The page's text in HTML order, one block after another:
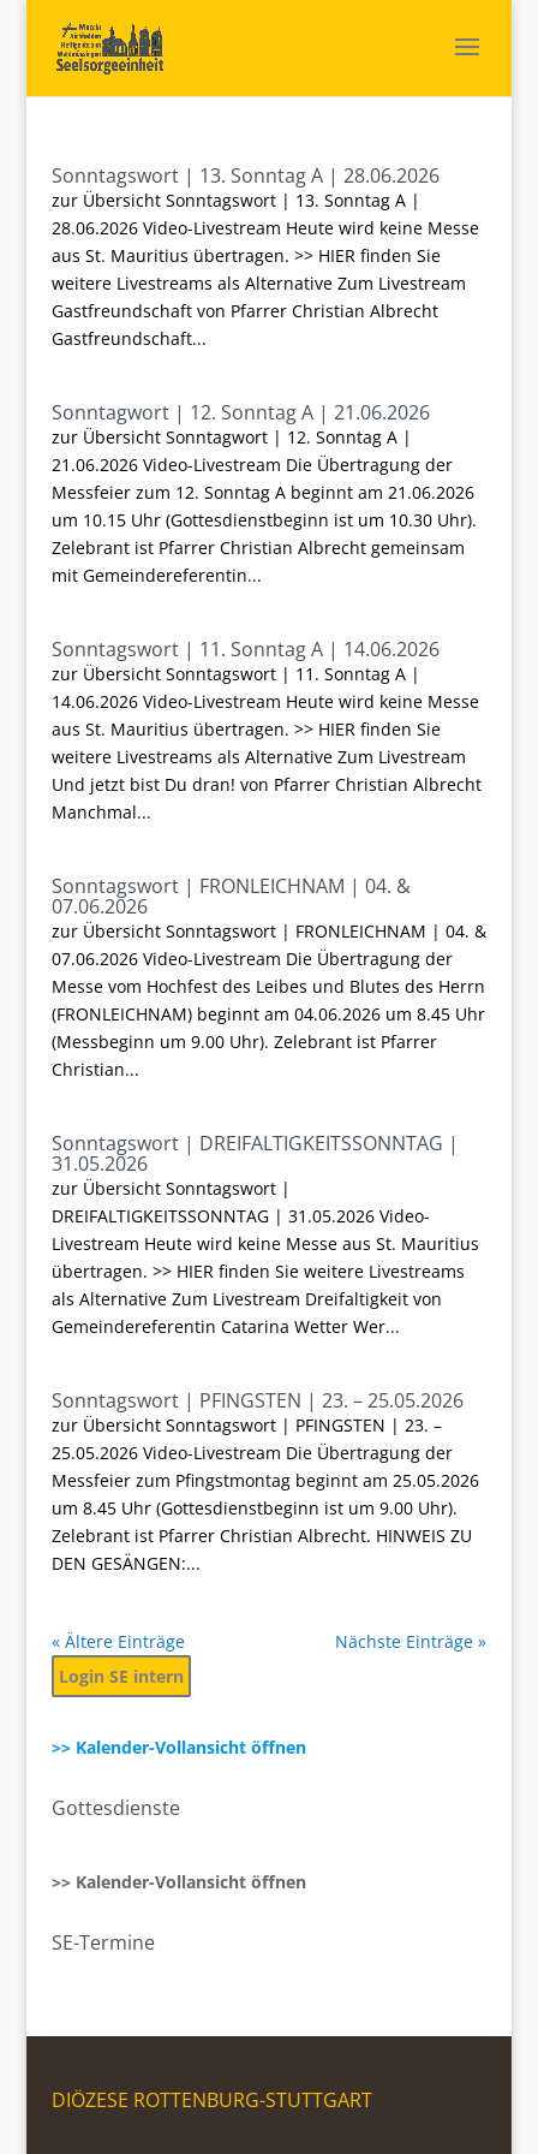
Sonntagswort | 13. Sonntag A | 28.06.2026
zur Übersicht Sonntagswort | 13. Sonntag A |
28.06.2026 Video-Livestream Heute wird keine Messe
aus St. Mauritius übertragen. >> HIER finden Sie
weitere Livestreams als Alternative Zum Livestream
Gastfreundschaft von Pfarrer Christian Albrecht
Gastfreundschaft...
Sonntagwort | 12. Sonntag A | 21.06.2026
zur Übersicht Sonntagwort | 12. Sonntag A |
21.06.2026 Video-Livestream Die Übertragung der
Messfeier zum 12. Sonntag A beginnt am 21.06.2026
um 10.15 Uhr (Gottesdienstbeginn ist um 10.30 Uhr).
Zelebrant ist Pfarrer Christian Albrecht gemeinsam
mit Gemeindereferentin...
Sonntagswort | 11. Sonntag A | 14.06.2026
zur Übersicht Sonntagswort | 11. Sonntag A |
14.06.2026 Video-Livestream Heute wird keine Messe
aus St. Mauritius übertragen. >> HIER finden Sie
weitere Livestreams als Alternative Zum Livestream
Und jetzt bist Du dran! von Pfarrer Christian Albrecht
Manchmal...
Sonntagswort | FRONLEICHNAM | 04. &
07.06.2026
zur Übersicht Sonntagswort | FRONLEICHNAM | 04. &
07.06.2026 Video-Livestream Die Übertragung der
Messe vom Hochfest des Leibes und Blutes des Herrn
(FRONLEICHNAM) beginnt am 04.06.2026 um 8.45 Uhr
(Messbeginn um 9.00 Uhr). Zelebrant ist Pfarrer
Christian...
Sonntagswort | DREIFALTIGKEITSSONNTAG |
31.05.2026
zur Übersicht Sonntagswort |
DREIFALTIGKEITSSONNTAG | 31.05.2026 Video-
Livestream Heute wird keine Messe aus St. Mauritius
übertragen. >> HIER finden Sie weitere Livestreams
als Alternative Zum Livestream Dreifaltigkeit von
Gemeindereferentin Catarina Wetter Wer...
Sonntagswort | PFINGSTEN | 23. – 25.05.2026
zur Übersicht Sonntagswort | PFINGSTEN | 23. –
25.05.2026 Video-Livestream Die Übertragung der
Messfeier zum Pfingstmontag beginnt am 25.05.2026
um 8.45 Uhr (Gottesdienstbeginn ist um 9.00 Uhr).
Zelebrant ist Pfarrer Christian Albrecht. HINWEIS ZU
DEN GESÄNGEN:...
« Ältere Einträge
Nächste Einträge »
Login SE intern
>> Kalender-Vollansicht öffnen
Gottesdienste
>> Kalender-Vollansicht öffnen
SE-Termine
DIÖZESE ROTTENBURG-STUTTGART